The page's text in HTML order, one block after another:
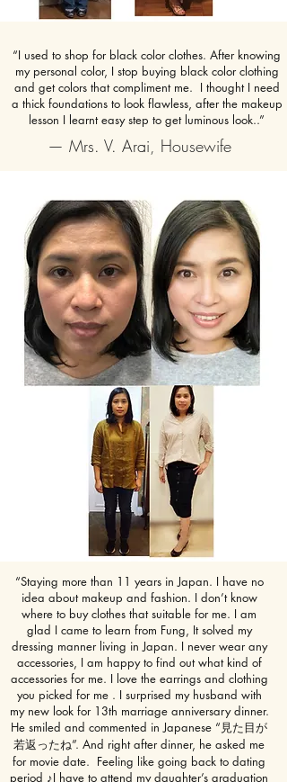
“I used to shop for black color clothes. After knowing
my personal color, I stop buying black color clothing
and get colors that compliment me. I thought I need
a thick foundations to look flawless, after the makeup
lesson I learnt easy step to get luminous look..”
— Mrs. V. Arai, Housewife
“Staying more than 11 years in Japan. I have no
idea about makeup and fashion. I don’t know
where to buy clothes that suitable for me. I am
glad I came to learn from Fung, It solved my
dressing manner living in Japan. I never wear any
accessories, I am happy to find out what kind of
accessories for me. I love the earrings and clothing
you picked for me . I surprised my husband with
my new look for 13th marriage anniversary dinner.
He smiled and commented in Japanese “見た目が
若返ったね”. And right after dinner, he asked me
for movie date. Feeling like going back to dating
period ♪I have to attend my daughter’s graduation